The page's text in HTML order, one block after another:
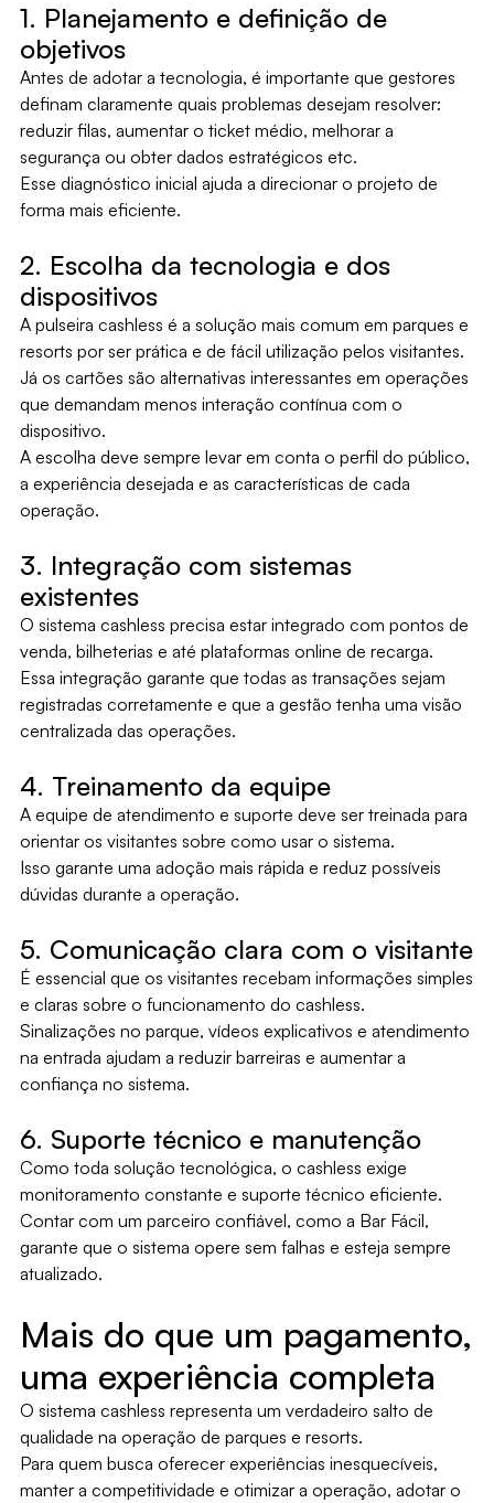
1. Planejamento e definição de
objetivos
Antes de adotar a tecnologia, é importante que gestores
definam claramente quais problemas desejam resolver:
reduzir filas, aumentar o ticket médio, melhorar a
segurança ou obter dados estratégicos etc.
Esse diagnóstico inicial ajuda a direcionar o projeto de
forma mais eficiente.
2. Escolha da tecnologia e dos
dispositivos
A pulseira cashless é a solução mais comum em parques e
resorts por ser prática e de fácil utilização pelos visitantes.
Já os cartões são alternativas interessantes em operações
que demandam menos interação contínua com o
dispositivo.
A escolha deve sempre levar em conta o perfil do público,
a experiência desejada e as características de cada
operação.
3. Integração com sistemas
existentes
O sistema cashless precisa estar integrado com pontos de
venda, bilheterias e até plataformas online de recarga.
Essa integração garante que todas as transações sejam
registradas corretamente e que a gestão tenha uma visão
centralizada das operações.
4. Treinamento da equipe
A equipe de atendimento e suporte deve ser treinada para
orientar os visitantes sobre como usar o sistema.
Isso garante uma adoção mais rápida e reduz possíveis
dúvidas durante a operação.
5. Comunicação clara com o visitante
É essencial que os visitantes recebam informações simples
e claras sobre o funcionamento do cashless.
Sinalizações no parque, vídeos explicativos e atendimento
na entrada ajudam a reduzir barreiras e aumentar a
confiança no sistema.
6. Suporte técnico e manutenção
Como toda solução tecnológica, o cashless exige
monitoramento constante e suporte técnico eficiente.
Contar com um parceiro confiável, como a Bar Fácil,
garante que o sistema opere sem falhas e esteja sempre
atualizado.
Mais do que um pagamento,
uma experiência completa
O sistema cashless representa um verdadeiro salto de
qualidade na operação de parques e resorts.
Para quem busca oferecer experiências inesquecíveis,
manter a competitividade e otimizar a operação, adotar o